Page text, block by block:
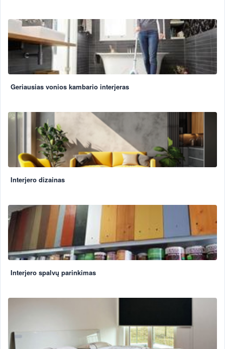
Geriausias vonios kambario interjeras
Interjero dizainas
Interjero spalvų parinkimas